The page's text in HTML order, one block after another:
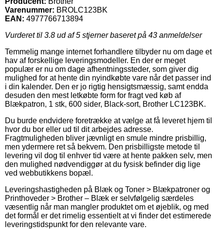
Varenummer: BROLC123BK
EAN: 4977766713894
Vurderet til 3.8 ud af 5 stjerner baseret på 43 anmeldelser
Temmelig mange internet forhandlere tilbyder nu om dage et
hav af forskellige leveringsmodeller. En der er meget
populær er nu om dage afhentningssteder, som giver dig
mulighed for at hente din nyindkøbte vare når det passer ind
i din kalender. Den er jo rigtig hensigtsmæssig, samt endda
desuden den mest letkøbte form for fragt ved køb af
Blækpatron, 1 stk, 600 sider, Black-sort, Brother LC123BK.
Du burde endvidere foretrække at vælge at få leveret hjem til
hvor du bor eller ud til dit arbejdes adresse.
Fragtmuligheden bliver jævnligt en smule mindre prisbillig,
men ydermere ret så bekvem. Den prisbilligste metode til
levering vil dog til enhver tid være at hente pakken selv, men
den mulighed nødvendiggør at du fysisk befinder dig lige
ved webbutikkens bopæl.
Leveringshastigheden på Blæk og Toner > Blækpatroner og
Printhoveder > Brother – Blæk er selvfølgelig særdeles
væsentlig når man mangler produktet om et øjeblik, og med
det formål er det rimelig essentielt at vi finder det estimerede
leveringstidspunkt for den relevante vare.